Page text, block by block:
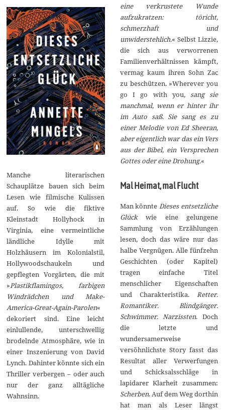
Manche literarischen
Schauplätze bauen sich beim
Lesen wie filmische Kulissen
auf. So wie die fiktive
Kleinstadt Hollyhock in
Virginia, eine vermeintliche
ländliche Idylle mit
Holzhäusern im Kolonialstil,
Hollywoodschaukeln und
gepflegten Vorgärten, die mit
»Plastikflamingos, farbigen
Windrädchen und Make-
America-Great-Again-Parolen«
dekoriert sind. Eine leicht
einlullende, unterschwellig
brodelnde Atmosphäre, wie in
einer Inszenierung von David
Lynch. Dahinter könnte sich ein
Thriller verbergen – oder auch
nur der ganz alltägliche
Wahnsinn.
eine verkrustete Wunde
aufzukratzen: töricht,
schmerzhaft und
unwiderstehlich.« Selbst Lizzie,
die sich aus verworrenen
Familienverhältnissen kämpft,
vermag kaum ihren Sohn Zac
zu beschützen. »Wherever you
go I go with you, sang sie
manchmal, wenn er hinter ihr
im Auto saß. Sie sang es zu
einer Melodie von Ed Sheeran,
aber eigentlich war das ein Vers
aus der Bibel, ein Versprechen
Gottes oder eine Drohung.«
Mal Heimat, mal Flucht
Man könnte Dieses entsetzliche
Glückwie eine gelungene
Sammlung von Erzählungen
lesen, doch das wäre nur das
halbe Vergnügen. Alle fünfzehn
Geschichten (oder Kapitel)
tragen einfache Titel
menschlicher Eigenschaften
und Charakteristika.
Retter.
Romantiker. Blindgänger.
Schwimmer. Narzissten. Doch
die letzte und
wundersamerweise
versöhnlichste Story fasst das
Resultat aller Verwerfungen
und Schicksalsschläge in
lapidarer Klarheit zusammen:
Scherben. Auf dem Weg dorthin
hat man als Leser längst